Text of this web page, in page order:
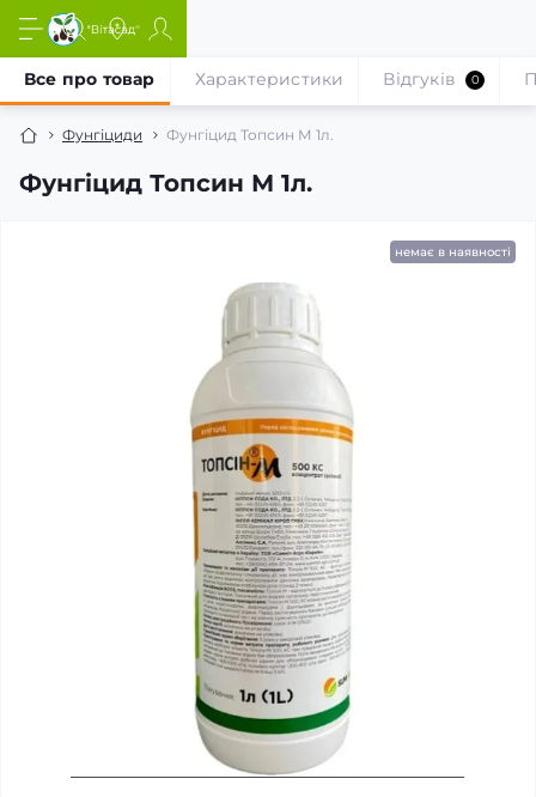
Фунгіциди Фунгіцид Топсин М 1л.
Фунгіцид Топсин М 1л.
Все про товар Характеристики Відгуків 0
немає в наявності